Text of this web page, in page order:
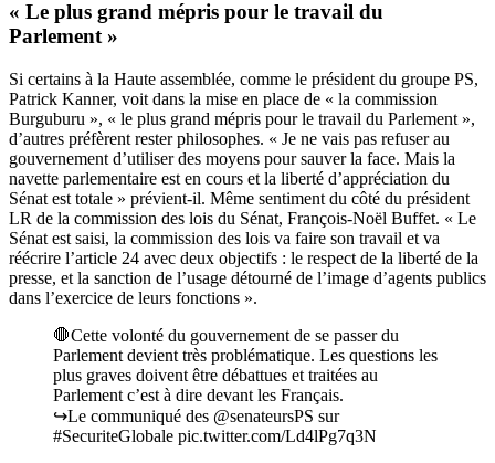
« Le plus grand mépris pour le travail du
Parlement »
Si certains à la Haute assemblée, comme le président du groupe PS,
Patrick Kanner, voit dans la mise en place de « la commission
Burguburu », « le plus grand mépris pour le travail du Parlement »,
d’autres préfèrent rester philosophes. « Je ne vais pas refuser au
gouvernement d’utiliser des moyens pour sauver la face. Mais la
navette parlementaire est en cours et la liberté d’appréciation du
Sénat est totale » prévient-il. Même sentiment du côté du président
LR de la commission des lois du Sénat, François-Noël Buffet. « Le
Sénat est saisi, la commission des lois va faire son travail et va
réécrire l’article 24 avec deux objectifs : le respect de la liberté de la
presse, et la sanction de l’usage détourné de l’image d’agents publics
dans l’exercice de leurs fonctions ».
🛑Cette volonté du gouvernement de se passer du
Parlement devient très problématique. Les questions les
plus graves doivent être débattues et traitées au
Parlement c’est à dire devant les Français.
↪️Le communiqué des @senateursPS sur
#SecuriteGlobale pic.twitter.com/Ld4lPg7q3N